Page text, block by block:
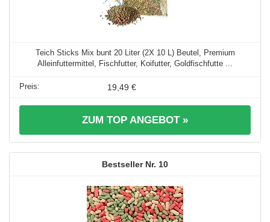
Teich Sticks Mix bunt 20 Liter (2X 10 L) Beutel, Premium
Alleinfuttermittel, Fischfutter, Koifutter, Goldfischfutte ...
19,49 €
ZUM TOP ANGEBOT »
10